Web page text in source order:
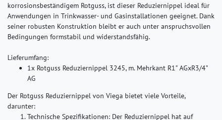
korrosionsbeständigem Rotguss, ist dieser Reduziernippel ideal für
Anwendungen in Trinkwasser- und Gasinstallationen geeignet. Dank
seiner robusten Konstruktion bleibt er auch unter anspruchsvollen
Bedingungen formstabil und widerstandsfähig.
Lieferumfang:
1x Rotguss Reduziernippel 3245, m. Mehrkant R1" AGxR3/4"
AG
Der Rotguss Reduziernippel von Viega bietet viele Vorteile,
darunter:
Technische Spezifikationen: Der Reduziernippel hat auf